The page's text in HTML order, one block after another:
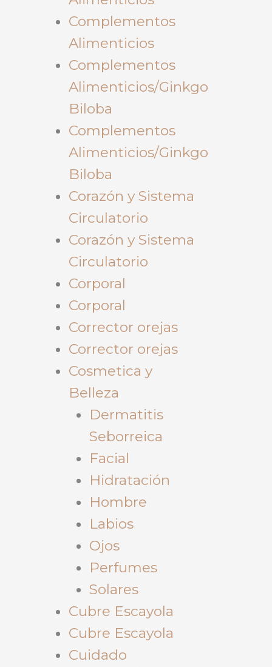
Complementos
Alimenticios
Complementos
Alimenticios/Ginkgo
Biloba
Complementos
Alimenticios/Ginkgo
Biloba
Corazón y Sistema
Circulatorio
Corazón y Sistema
Circulatorio
Corporal
Corporal
Corrector orejas
Corrector orejas
Cosmetica y
Belleza
Dermatitis
Seborreica
Facial
Hidratación
Hombre
Labios
Ojos
Perfumes
Solares
Cubre Escayola
Cubre Escayola
Cuidado